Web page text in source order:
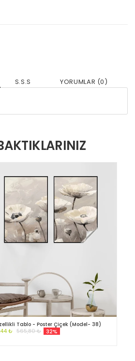
S.S.S YORUMLAR (0)
Tablo - Poster Çiçek (Model- 38)
₺ 565,80 ₺ 32%